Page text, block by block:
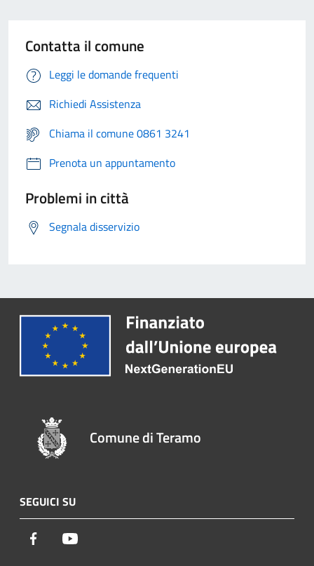
Contatta il comune
Leggi le domande frequenti
Richiedi Assistenza
Chiama il comune 0861 3241
Prenota un appuntamento
Problemi in città
Segnala disservizio
Comune di Teramo
SEGUICI SU
Facebook